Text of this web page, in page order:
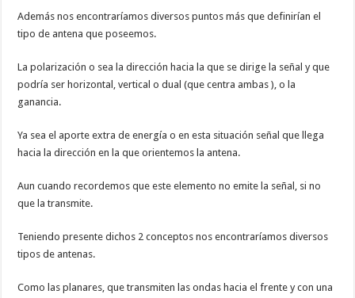
Además nos encontraríamos diversos puntos más que definirían el
tipo de antena que poseemos.
La polarización o sea la dirección hacia la que se dirige la señal y que
podría ser horizontal, vertical o dual (que centra ambas ), o la
ganancia.
Ya sea el aporte extra de energía o en esta situación señal que llega
hacia la dirección en la que orientemos la antena.
Aun cuando recordemos que este elemento no emite la señal, si no
que la transmite.
Teniendo presente dichos 2 conceptos nos encontraríamos diversos
tipos de antenas.
Como las planares, que transmiten las ondas hacia el frente y con una